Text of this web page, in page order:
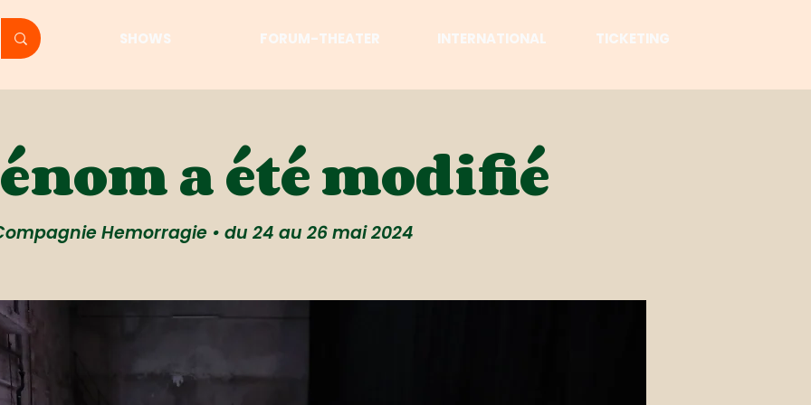
SHOWS FORUM-THEATER INTERNATIONAL TICKETING
a été modifié
Hemorragie • du 24 au 26 mai 2024